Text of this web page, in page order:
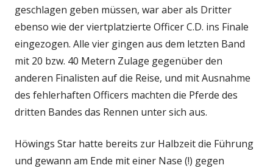
geschlagen geben müssen, war aber als Dritter
ebenso wie der viertplatzierte Officer C.D. ins Finale
eingezogen. Alle vier gingen aus dem letzten Band
mit 20 bzw. 40 Metern Zulage gegenüber den
anderen Finalisten auf die Reise, und mit Ausnahme
des fehlerhaften Officers machten die Pferde des
dritten Bandes das Rennen unter sich aus.
Höwings Star hatte bereits zur Halbzeit die Führung
und gewann am Ende mit einer Nase (!) gegen